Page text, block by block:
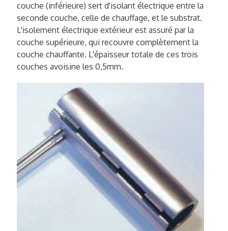
couche (inférieure) sert d'isolant électrique entre la
seconde couche, celle de chauffage, et le substrat.
L'isolement électrique extérieur est assuré par la
couche supérieure, qui recouvre complètement la
couche chauffante. L'épaisseur totale de ces trois
couches avoisine les 0,5mm.